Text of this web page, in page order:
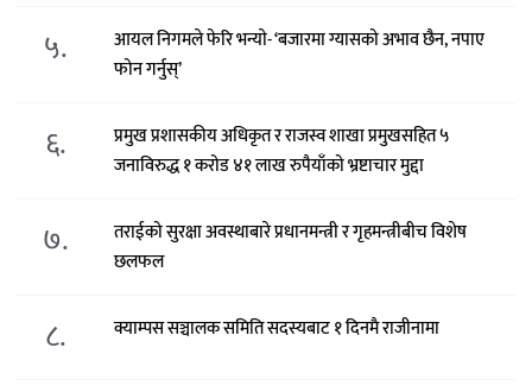
५.
आयल निगमले फेरि भन्याे- ‘बजारमा ग्यासको अभाव छैन, नपाए
फोन गर्नुस्’
६.
प्रमुख प्रशासकीय अधिकृत र राजस्व शाखा प्रमुखसहित ५
जनाविरुद्ध १ करोड ४१ लाख रुपैयाँको भ्रष्टाचार मुद्दा
७.
तराईको सुरक्षा अवस्थाबारे प्रधानमन्त्री र गृहमन्त्रीबीच विशेष
छलफल
८. क्याम्पस सञ्चालक समिति सदस्यबाट १ दिनमै राजीनामा